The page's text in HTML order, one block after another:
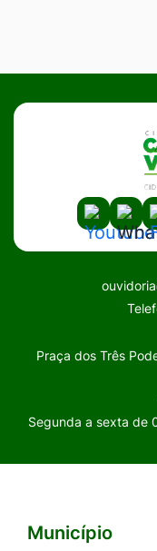
Acessar
a
Social
a
Praça dos Três
Segunda a sexta de
Seção do
Município